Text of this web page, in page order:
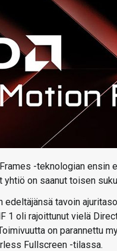
-teknologian ensin
yhtiö on saanut toisen
tavoin
1 oli rajoittunut vielä
on parannettu
Fullscreen -tilassa.